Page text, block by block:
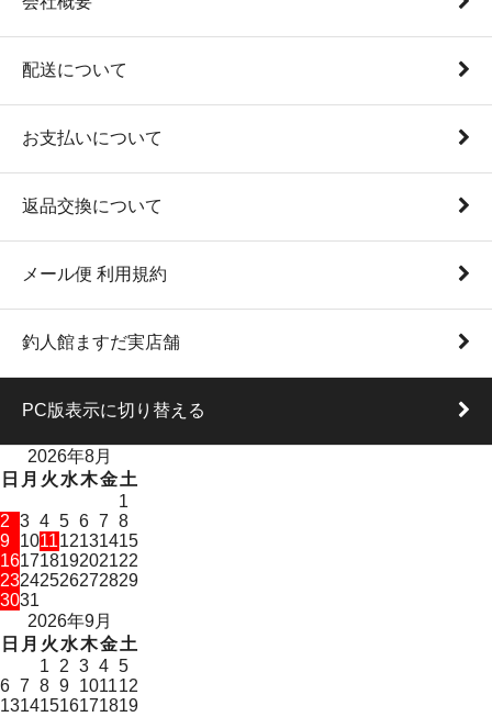
配送について
お支払いについて
返品交換について
メール便 利用規約
釣人館ますだ実店舗
PC版表示に切り替える
2026年8月
日 月 火 水木金土
1
2 3 4 5 6 7 8
9 101112131415
16171819202122
23242526272829
3031
2026年9月
日 月 火 水木金土
1
2 3 4 5
6 7 8 9 101112
13141516171819